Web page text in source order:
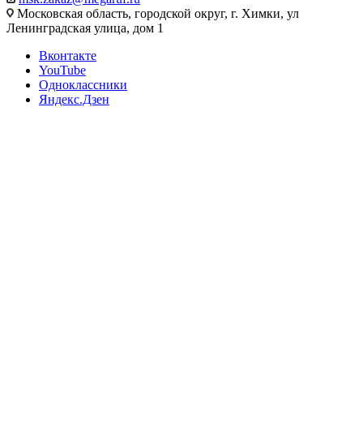
Московская область, городской округ, г. Химки, ул
Ленинградская улица, дом 1
Вконтакте
YouTube
Одноклассники
Яндекс.Дзен